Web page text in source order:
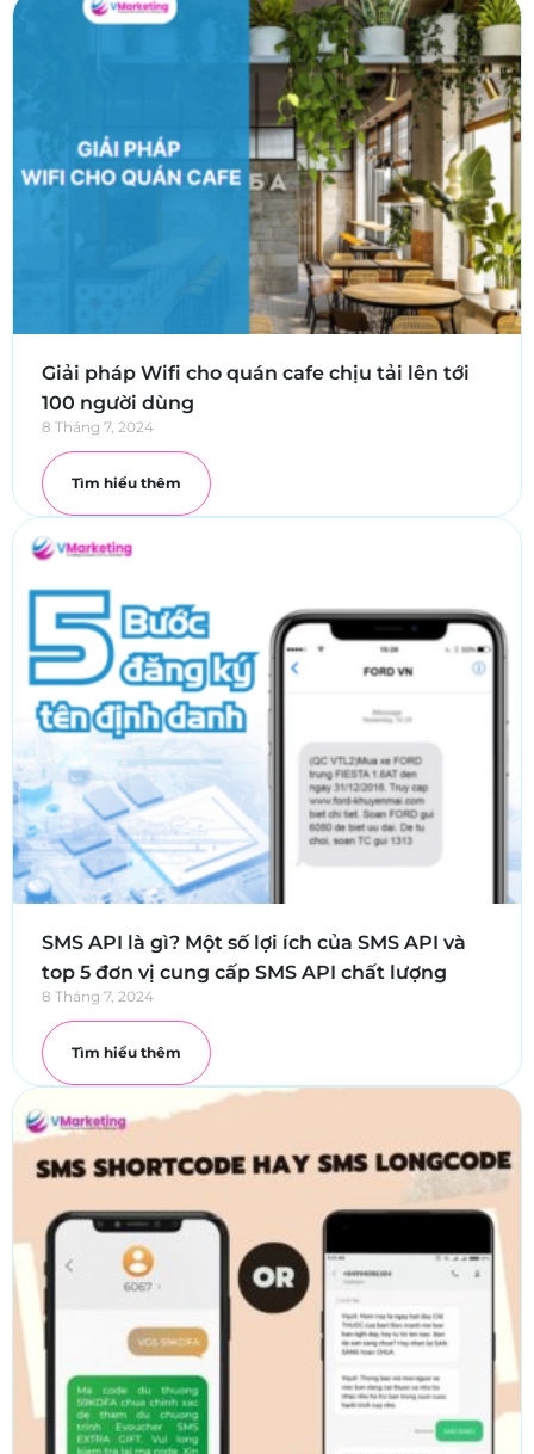
Giải pháp Wifi cho quán cafe chịu tải lên tới
100 người dùng
8 Tháng 7, 2024
Tìm hiểu thêm
SMS API là gì? Một số lợi ích của SMS API và
top 5 đơn vị cung cấp SMS API chất lượng
8 Tháng 7, 2024
Tìm hiểu thêm